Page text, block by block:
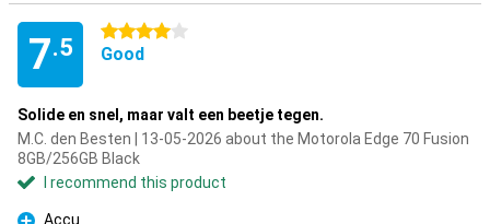
7.5
4 stars
Good
Solide en snel, maar valt een beetje tegen.
M.C. den Besten | 13-05-2026 about the Motorola Edge 70 Fusion
8GB/256GB Black
I recommend this product
Accu